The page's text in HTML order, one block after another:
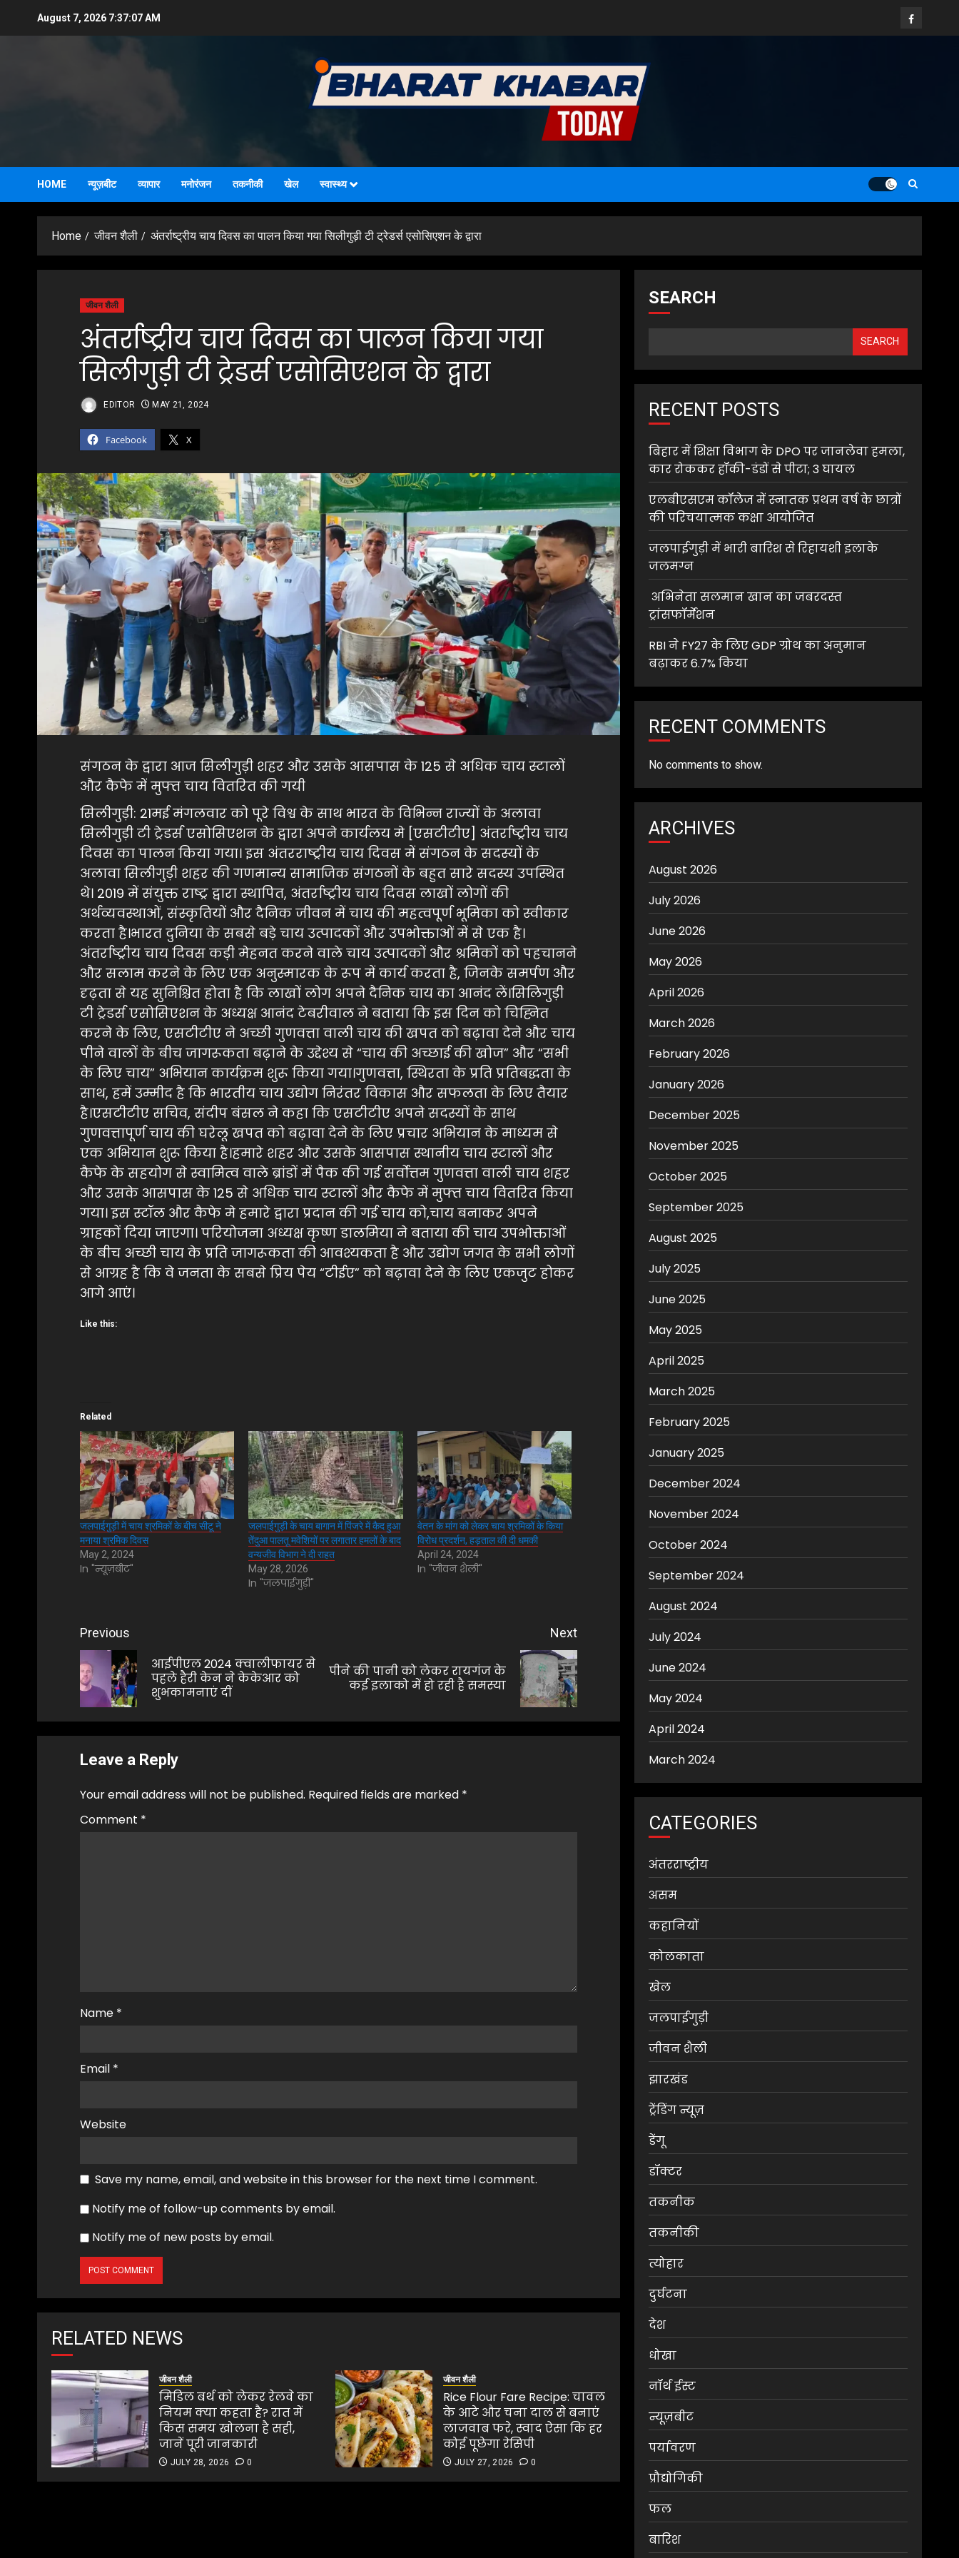
August 7, 2026 7:37:08 AM Facebook
HOME न्यूज़बीट व्यापार मनोरंजन तकनीकी खेल स्वास्थ्य
Home जीवन शैली अंतर्राष्ट्रीय चाय दिवस का पालन किया गया सिलीगुड़ी टी ट्रेडर्स एसोसिएशन के द्वारा
जीवन शैली
अंतर्राष्ट्रीय चाय दिवस का पालन किया गया
सिलीगुड़ी टी ट्रेडर्स एसोसिएशन के द्वारा
Facebook X
EDITOR MAY 21, 2024
संगठन के द्वारा आज सिलीगुड़ी शहर और उसके आसपास के 125 से अधिक चाय स्टालों
और कैफे में मुफ्त चाय वितरित की गयी
सिलीगुड़ी: 21मई मंगलवार को पूरे विश्व के साथ भारत के विभिन्न राज्यों के अलावा
सिलीगुड़ी टी ट्रेडर्स एसोसिएशन के द्वारा अपने कार्यलय मे [एसटीटीए] अंतर्राष्ट्रीय चाय
दिवस का पालन किया गया। इस अंतरराष्ट्रीय चाय दिवस में संगठन के सदस्यों के
अलावा सिलीगुड़ी शहर की गणमान्य सामाजिक संगठनों के बहुत सारे सदस्य उपस्थित
थे। 2019 में संयुक्त राष्ट्र द्वारा स्थापित, अंतर्राष्ट्रीय चाय दिवस लाखों लोगों की
अर्थव्यवस्थाओं, संस्कृतियों और दैनिक जीवन में चाय की महत्वपूर्ण भूमिका को स्वीकार
करता है।भारत दुनिया के सबसे बड़े चाय उत्पादकों और उपभोक्ताओं में से एक है।
अंतर्राष्ट्रीय चाय दिवस कड़ी मेहनत करने वाले चाय उत्पादकों और श्रमिकों को पहचानने
और सलाम करने के लिए एक अनुस्मारक के रूप में कार्य करता है, जिनके समर्पण और
दृढ़ता से यह सुनिश्चित होता है कि लाखों लोग अपने दैनिक चाय का आनंद लें।सिलिगुड़ी
टी ट्रेडर्स एसोसिएशन के अध्यक्ष आनंद टेबरीवाल ने बताया कि इस दिन को चिह्नित
करने के लिए, एसटीटीए ने अच्छी गुणवत्ता वाली चाय की खपत को बढ़ावा देने और चाय
पीने वालों के बीच जागरूकता बढ़ाने के उद्देश्य से “चाय की अच्छाई की खोज” और “सभी
के लिए चाय” अभियान कार्यक्रम शुरू किया गया।गुणवत्ता, स्थिरता के प्रति प्रतिबद्धता के
साथ, हमें उम्मीद है कि भारतीय चाय उद्योग निरंतर विकास और सफलता के लिए तैयार
है।एसटीटीए सचिव, संदीप बंसल ने कहा कि एसटीटीए अपने सदस्यों के साथ
गुणवत्तापूर्ण चाय की घरेलू खपत को बढ़ावा देने के लिए प्रचार अभियान के माध्यम से
एक अभियान शुरू किया है।हमारे शहर और उसके आसपास स्थानीय चाय स्टालों और
कैफे के सहयोग से स्वामित्व वाले ब्रांडों में पैक की गई सर्वोत्तम गुणवत्ता वाली चाय शहर
और उसके आसपास के 125 से अधिक चाय स्टालों और कैफे में मुफ्त चाय वितरित किया
गया। इस स्टॉल और कैफे मे हमारे द्वारा प्रदान की गई चाय को,चाय बनाकर अपने
ग्राहकों दिया जाएगा। परियोजना अध्यक्ष कृष्ण डालमिया ने बताया की चाय उपभोक्ताओं
के बीच अच्छी चाय के प्रति जागरूकता की आवश्यकता है और उद्योग जगत के सभी लोगों
से आग्रह है कि वे जनता के सबसे प्रिय पेय “टीईए” को बढ़ावा देने के लिए एकजुट होकर
आगे आएं।
Like this:
Related
जलपाईगुड़ी में चाय श्रमिकों के बीच सीटू ने
मनाया श्रमिक दिवस
May 2, 2024
In "न्यूज़बीट"
जलपाईगुड़ी के चाय बागान में पिंजरे में कैद हुआ
तेंदुआ पालतू मवेशियों पर लगातार हमलों के बाद
वन्यजीव विभाग ने दी राहत
May 28, 2026
In "जलपाईगुड़ी"
वेतन के मांग को लेकर चाय श्रमिकों के किया
विरोध प्रदर्शन, हड़ताल की दी धमकी
April 24, 2024
In "जीवन शैली"
Post
navigation
Previous
Previous
post:
आईपीएल 2024 क्वालीफायर से
पहले हैरी केन ने केकेआर को
शुभकामनाएं दीं
Next
Next
post:
पीने की पानी को लेकर रायगंज के
कई इलाको में हो रही है समस्या
Leave a Reply
Your email address will not be published. Required fields are marked *
Comment *
Name *
Email *
Website
Save my name, email, and website in this browser for the next time I comment.
Notify me of follow-up comments by email.
Notify me of new posts by email.
RELATED NEWS
जीवन शैली
मिडिल बर्थ को लेकर रेलवे का
नियम क्या कहता है? रात में
किस समय खोलना है सही,
जानें पूरी जानकारी
JULY 28, 2026 0
जीवन शैली
Rice Flour Fare Recipe: चावल
के आटे और चना दाल से बनाएं
लाजवाब फरे, स्वाद ऐसा कि हर
कोई पूछेगा रेसिपी
JULY 27, 2026 0
SEARCH
SEARCH
RECENT POSTS
बिहार में शिक्षा विभाग के DPO पर जानलेवा हमला,
कार रोककर हॉकी-डंडों से पीटा; 3 घायल
एलबीएसएम कॉलेज में स्नातक प्रथम वर्ष के छात्रों
की परिचयात्मक कक्षा आयोजित
जलपाईगुड़ी में भारी बारिश से रिहायशी इलाके
जलमग्न
अभिनेता सलमान खान का जबरदस्त
ट्रांसफॉर्मेशन
RBI ने FY27 के लिए GDP ग्रोथ का अनुमान
बढ़ाकर 6.7% किया
RECENT COMMENTS
No comments to show.
ARCHIVES
August 2026
July 2026
June 2026
May 2026
April 2026
March 2026
February 2026
January 2026
December 2025
November 2025
October 2025
September 2025
August 2025
July 2025
June 2025
May 2025
April 2025
March 2025
February 2025
January 2025
December 2024
November 2024
October 2024
September 2024
August 2024
July 2024
June 2024
May 2024
April 2024
March 2024
CATEGORIES
अंतरराष्ट्रीय
असम
कहानियों
कोलकाता
खेल
जलपाईगुड़ी
जीवन शैली
झारखंड
ट्रेंडिंग न्यूज़
डेंगू
डॉक्टर
तकनीक
तकनीकी
त्योहार
दुर्घटना
देश
धोखा
नॉर्थ ईस्ट
न्यूज़बीट
पर्यावरण
प्रौद्योगिकी
फल
बारिश